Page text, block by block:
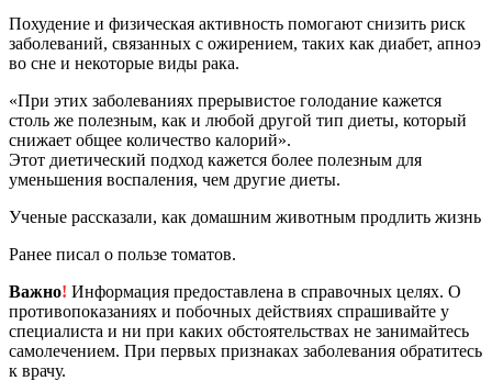
Похудение и физическая активность помогают снизить риск
заболеваний, связанных с ожирением, таких как диабет, апноэ
во сне и некоторые виды рака.
«При этих заболеваниях прерывистое голодание кажется
столь же полезным, как и любой другой тип диеты, который
снижает общее количество калорий».
Этот диетический подход кажется более полезным для
уменьшения воспаления, чем другие диеты.
Ученые рассказали, как домашним животным продлить жизнь
Ранее писал о пользе томатов.
Важно! Информация предоставлена в справочных целях. О
противопоказаниях и побочных действиях спрашивайте у
специалиста и ни при каких обстоятельствах не занимайтесь
самолечением. При первых признаках заболевания обратитесь
к врачу.